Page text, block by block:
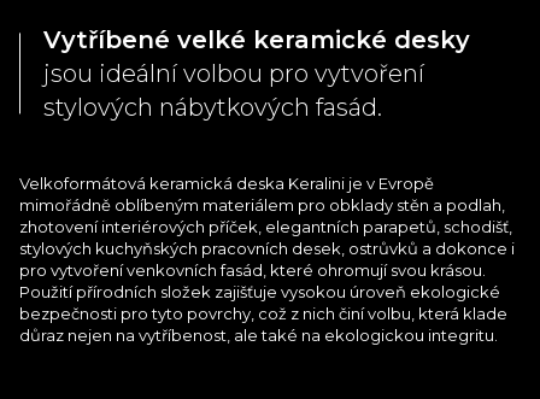
Vytříbené velké keramické desky
jsou ideální volbou pro vytvoření
stylových nábytkových fasád.
Velkoformátová keramická deska Keralini je v Evropě
mimořádně oblíbeným materiálem pro obklady stěn a podlah,
zhotovení interiérových příček, elegantních parapetů, schodišť,
stylových kuchyňských pracovních desek, ostrůvků a dokonce i
pro vytvoření venkovních fasád, které ohromují svou krásou.
Použití přírodních složek zajišťuje vysokou úroveň ekologické
bezpečnosti pro tyto povrchy, což z nich činí volbu, která klade
důraz nejen na vytříbenost, ale také na ekologickou integritu.